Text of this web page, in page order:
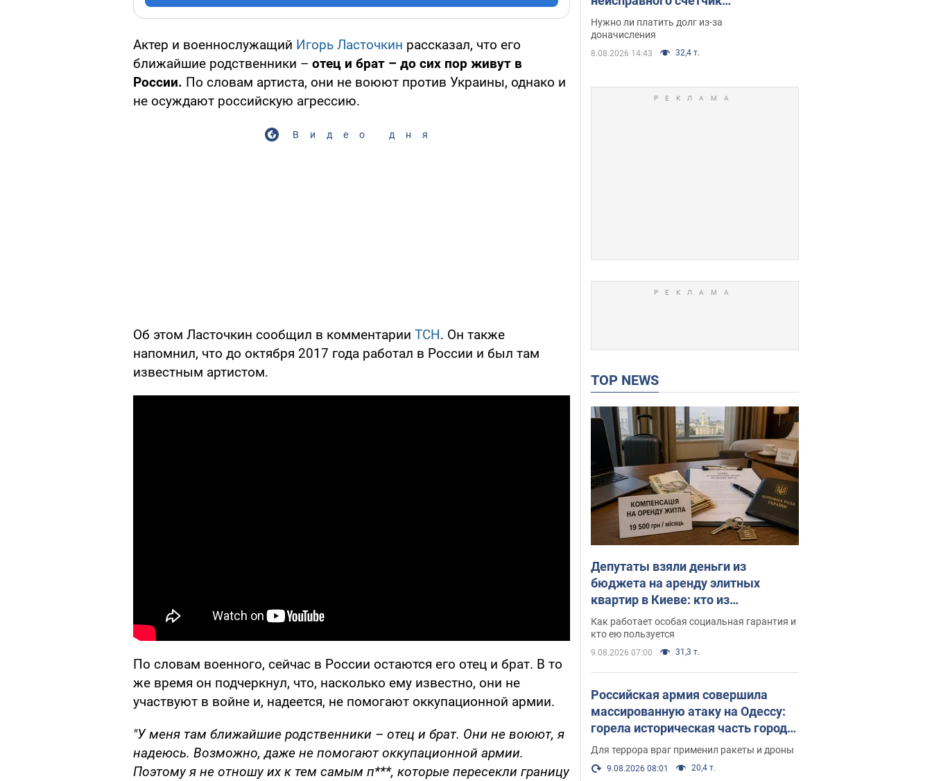
Актер и военнослужащий Игорь Ласточкин рассказал, что его
ближайшие родственники – отец и брат – до сих пор живут в
России. По словам артиста, они не воюют против Украины, однако и
не осуждают российскую агрессию.
Видео дня
Об этом Ласточкин сообщил в комментарии ТСН. Он также
напомнил, что до октября 2017 года работал в России и был там
известным артистом.
По словам военного, сейчас в России остаются его отец и брат. В то
же время он подчеркнул, что, насколько ему известно, они не
участвуют в войне и, надеется, не помогают оккупационной армии.
"У меня там ближайшие родственники – отец и брат. Они не воюют, я
надеюсь. Возможно, даже не помогают оккупационной армии.
Поэтому я не отношу их к тем самым п***, которые пересекли границу
судья вынес
неожиданное решение
Нужно ли платить долг из-за
доначисления
8.08.2026 14:43 32,4 т.
TOP NEWS
Депутаты взяли деньги из
бюджета на аренду элитных
квартир в Киеве: кто из
парламентариев просил средства
и где поселился
Как работает особая социальная гарантия и
кто ею пользуется
9.08.2026 07:00 31,3 т.
Российская армия совершила
массированную атаку на Одессу:
горела историческая часть города,
есть пострадавшие. Фото и видео
Для террора враг применил ракеты и дроны
9.08.2026 08:01 20,4 т.